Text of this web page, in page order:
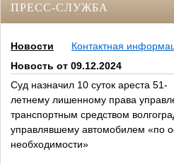
ПРЕСС-СЛУЖБА
Новости
Контактная
Новость от 09.12.2024
Суд назначил 10 суток ареста 51-
летнему лишенному права
транспортным средством
управлявшему автомобилем «по
необходимости»